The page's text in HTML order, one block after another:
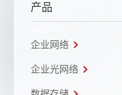
产品
企业网络
企业光网络